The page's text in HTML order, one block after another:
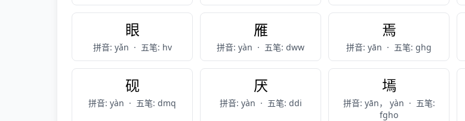
眼
拼音: yǎn · 五笔: hv
雁
拼音: yàn · 五笔: dww
焉
拼音: yān · 五笔: ghg
砚
拼音: yàn · 五笔: dmq
厌
拼音: yàn · 五笔: ddi
墕
拼音: yān， yàn · 五笔:
fgho